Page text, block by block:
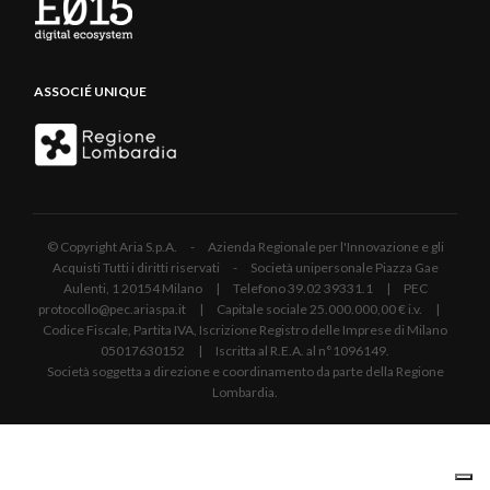
ASSOCIÉ UNIQUE
© Copyright Aria S.p.A. - Azienda Regionale per l'Innovazione e gli
Acquisti Tutti i diritti riservati - Società unipersonale Piazza Gae
Aulenti, 1 20154 Milano | Telefono 39.02 39331.1 | PEC
protocollo@pec.ariaspa.it | Capitale sociale 25.000.000,00 € i.v. |
Codice Fiscale, Partita IVA, Iscrizione Registro delle Imprese di Milano
05017630152 | Iscritta al R.E.A. al n°1096149.
Società soggetta a direzione e coordinamento da parte della Regione
Lombardia.